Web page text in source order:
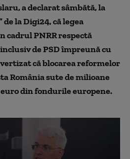
a declarat sâmbătă, la
la Digi24, că legea
cadrul PNRR respectă
de PSD împreună cu
că blocarea reformelor
România sute de milioane
din fondurile europene.